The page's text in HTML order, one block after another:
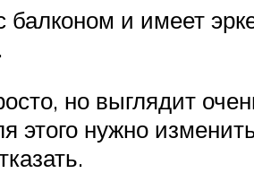
и имеет
но выглядит
этого нужно